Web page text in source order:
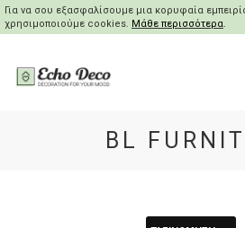
Για να σου εξασφαλίσουμε μια κορυφαία
χρησιμοποιούμε cookies. Μάθε περισσότερα.
BL